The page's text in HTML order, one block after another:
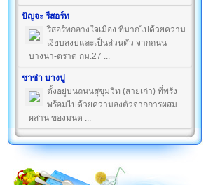
ปัญจะ รีสอร์ท
รีสอร์ทกลางใจเมือง ที่มากไปด้วยความ
เงียบสงบและเป็นส่วนตัว จากถนน
บางนา-ตราด กม.27 ...
ซาซ่า บางปู
ตั้งอยู่บนถนนสุขุมวิท (สายเก่า) ที่พรั่ง
พร้อมไปด้วยความลงตัวจากการผสม
ผสาน ของมนต ...